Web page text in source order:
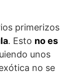
primerizos
. Esto no es
unos
no se